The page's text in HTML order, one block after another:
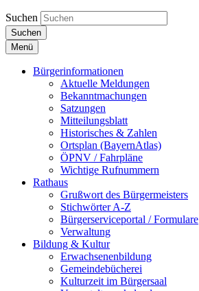
Suchen
Suchen
Menü
Bürgerinformationen
Aktuelle Meldungen
Bekanntmachungen
Satzungen
Mitteilungsblatt
Historisches & Zahlen
Ortsplan (BayernAtlas)
ÖPNV / Fahrpläne
Wichtige Rufnummern
Rathaus
Grußwort des Bürgermeisters
Stichwörter A-Z
Bürgerserviceportal / Formulare
Verwaltung
Bildung & Kultur
Erwachsenenbildung
Gemeindebücherei
Kulturzeit im Bürgersaal